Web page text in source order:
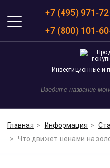
+7 (495) 971-
+7 (800) 101-
Инвестиционные и
Главная Информация
Что движет ценами на